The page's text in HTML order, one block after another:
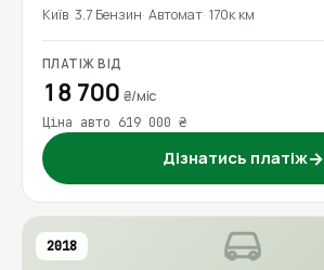
Київ 3.7 Бензин Автомат 170к км
ПЛАТІЖ ВІД
18 700 ₴/міс
Ціна авто 619 000 ₴
Дізнатись платіж→
2018